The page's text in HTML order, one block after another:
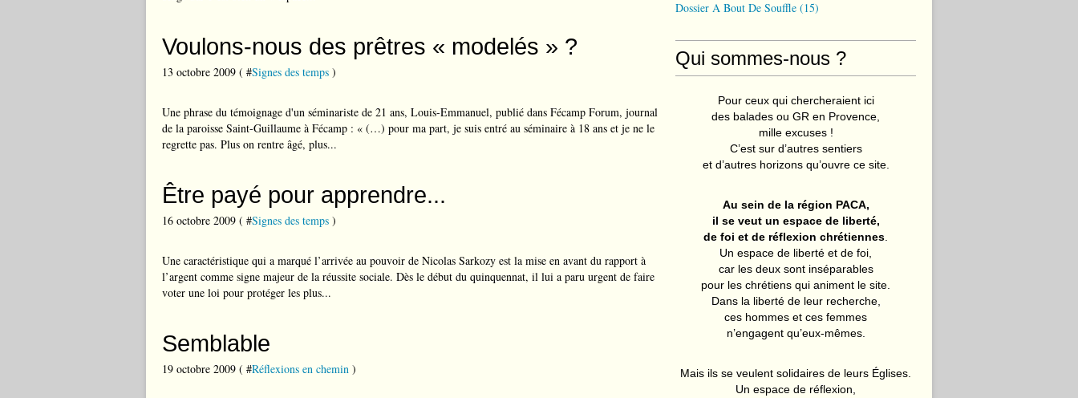
Voulons-nous des prêtres « modelés » ?
13 octobre 2009 ( #Signes des temps )
Une phrase du témoignage d'un séminariste de 21 ans, Louis-Emmanuel, publié dans Fécamp Forum, journal
de la paroisse Saint-Guillaume à Fécamp : « (…) pour ma part, je suis entré au séminaire à 18 ans et je ne le
regrette pas. Plus on rentre âgé, plus...
Être payé pour apprendre...
16 octobre 2009 ( #Signes des temps )
Une caractéristique qui a marqué l’arrivée au pouvoir de Nicolas Sarkozy est la mise en avant du rapport à
l’argent comme signe majeur de la réussite sociale. Dès le début du quinquennat, il lui a paru urgent de faire
voter une loi pour protéger les plus...
Semblable
19 octobre 2009 ( #Réflexions en chemin )
Dossier A Bout De Souffle (15)
Qui sommes-nous ?
Pour ceux qui chercheraient ici
des balades ou GR en Provence,
mille excuses !
C’est sur d’autres sentiers
et d’autres horizons qu’ouvre ce site.
Au sein de la région PACA,
il se veut un espace de liberté,
de foi et de réflexion chrétiennes
Un espace de liberté et de foi,
car les deux sont inséparables
pour les chrétiens qui animent le site.
Dans la liberté de leur recherche,
ces hommes et ces femmes
n’engagent qu’eux-mêmes.
Mais ils se veulent solidaires de leurs Églises.
Un espace de réflexion,